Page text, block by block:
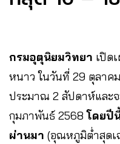
กรมอุตุนิยมวิทยา เปิด
หนาว ในวันที่ 29 ตุลาค
ประมาณ 2 สัปดาห์และ
กุมภาพันธ์ 2568 โดยปี
ผ่านมา (อุณหภูมิต่ำสุดเ